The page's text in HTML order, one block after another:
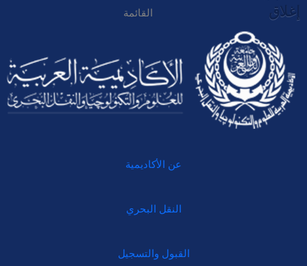
إغلاق القائمة
عن الأكاديمية
النقل البحري
القبول والتسجيل